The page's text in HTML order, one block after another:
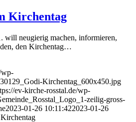
Kirchentag
will neugierig machen, informieren,
den Kirchentag…
wp-
Kirchentag_600x450.jpg
ev-kirche-rosstal.de/wp-
zeilig-gross-
2023-01-26 10:11:422023-01-26